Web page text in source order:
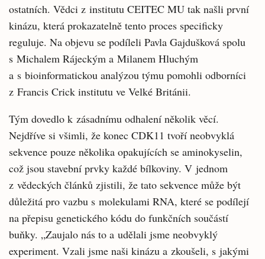
ostatních. Vědci z institutu CEITEC MU tak našli první
kinázu, která prokazatelně tento proces specificky
reguluje. Na objevu se podíleli Pavla Gajdušková spolu
s Michalem Rájeckým a Milanem Hluchým
a s bioinformatickou analýzou týmu pomohli odborníci
z Francis Crick institutu ve Velké Británii.
Tým dovedlo k zásadnímu odhalení několik věcí.
Nejdříve si všimli, že konec CDK11 tvoří neobvyklá
sekvence pouze několika opakujících se aminokyselin,
což jsou stavební prvky každé bílkoviny. V jednom
z vědeckých článků zjistili, že tato sekvence může být
důležitá pro vazbu s molekulami RNA, které se podílejí
na přepisu genetického kódu do funkčních součástí
buňky. „Zaujalo nás to a udělali jsme neobvyklý
experiment. Vzali jsme naši kinázu a zkoušeli, s jakými